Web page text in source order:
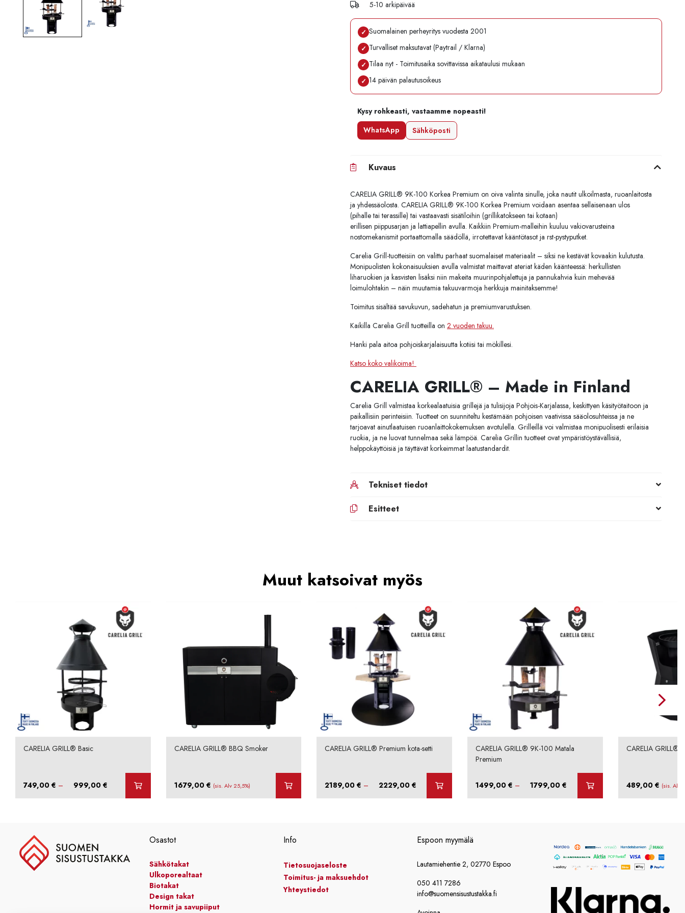
Kylpyhuonekalusteet
5-10 arkipäivää
✓ Suomalainen perheyritys vuodesta 2001
✓ Turvalliset maksutavat (Paytrail / Klarna)
✓ Tilaa nyt - Toimitusaika sovittavissa aikataulusi mukaan
✓ 14 päivän palautusoikeus
Kysy rohkeasti, vastaamme nopeasti!
WhatsApp
Sähköposti
Kuvaus
CARELIA GRILL® 9K-100 Korkea Premium on oiva valinta sinulle, joka nautit ulkoilmasta, ruoanlaitosta
ja yhdessäolosta. CARELIA GRILL® 9K-100 Korkea Premium voidaan asentaa sellaisenaan ulos
(pihalle tai terassille) tai vastaavasti sisätiloihin (grillikatokseen tai kotaan)
erillisen piippusarjan ja lattiapellin avulla. Kaikkiin Premium-malleihin kuuluu vakiovarusteina
nostomekanismit portaattomalla säädöllä, irrotettavat kääntötasot ja rst-pystyputket.
Carelia Grill-tuotteisiin on valittu parhaat suomalaiset materiaalit – siksi ne kestävät kovaakin kulutusta.
Monipuolisten kokonaisuuksien avulla valmistat maittavat ateriat käden käänteessä: herkullisten
liharuokien ja kasvisten lisäksi niin makeita muurinpohjalettuja ja pannukahvia kuin mehevää
loimulohtakin – näin muutamia takuuvarmoja herkkuja mainitaksemme!
Toimitus sisältää savukuvun, sadehatun ja premiumvarustuksen.
Kaikilla Carelia Grill tuotteilla on 2 vuoden takuu.
Hanki pala aitoa pohjoiskarjalaisuutta kotiisi tai mökillesi.
Katso koko valikoima!
CARELIA GRILL® – Made in Finland
Carelia Grill valmistaa korkealaatuisia grillejä ja tulisijoja Pohjois-Karjalassa, keskittyen käsityötaitoon ja
paikallisiin perinteisiin. Tuotteet on suunniteltu kestämään pohjoisen vaativissa sääolosuhteissa ja ne
tarjoavat ainutlaatuisen ruoanlaittokokemuksen avotulella. Grilleillä voi valmistaa monipuolisesti erilaisia
ruokia, ja ne luovat tunnelmaa sekä lämpöä. Carelia Grillin tuotteet ovat ympäristöystävällisiä,
helppokäyttöisiä ja täyttävät korkeimmat laatustandardit.
Tekniset tiedot
Esitteet
Muut katsoivat myös
CARELIA GRILL® Basic
749,00 € – 999,00 € Hintaluokka:
CARELIA GRILL® BBQ Smoker
1679,00 € (sis. Alv 25,5%)
CARELIA GRILL® Premium kota-setti
2189,00€ – 2229,00€ Hintaluokka:
CARELIA GRILL® 9K-100 Matala
Premium
1499,00 € – 1799,00 €Hintaluokka:
CARELIA GRILL®
489,00 € (sis. Alv
Osastot
Sähkötakat
Ulkoporealtaat
Biotakat
Design takat
Hormit ja savupiiput
Info
Tietosuojaseloste
Toimitus- ja maksuehdot
Yhteystiedot
Espoon myymälä
Lautamiehentie 2, 02770 Espoo
050 411 7286
info@suomensisustustakka.fi